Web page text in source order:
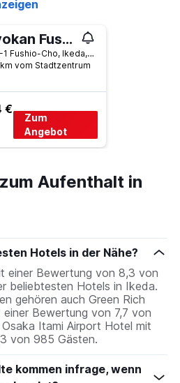
Ryokan Fushioukaku
128-1 Fushio-Cho, Ikeda, Japan
vom Stadtzentrum
€
Zum
Angebot
Aufenthalt in
Hotels in der Nähe?
einer Bewertung von 8,3 von
beliebtesten Hotels in Ikeda.
gehören auch Green Rich
Bewertung von 7,7 von
Itami Airport Hotel mit
von 985 Gästen.
kommen infrage, wenn